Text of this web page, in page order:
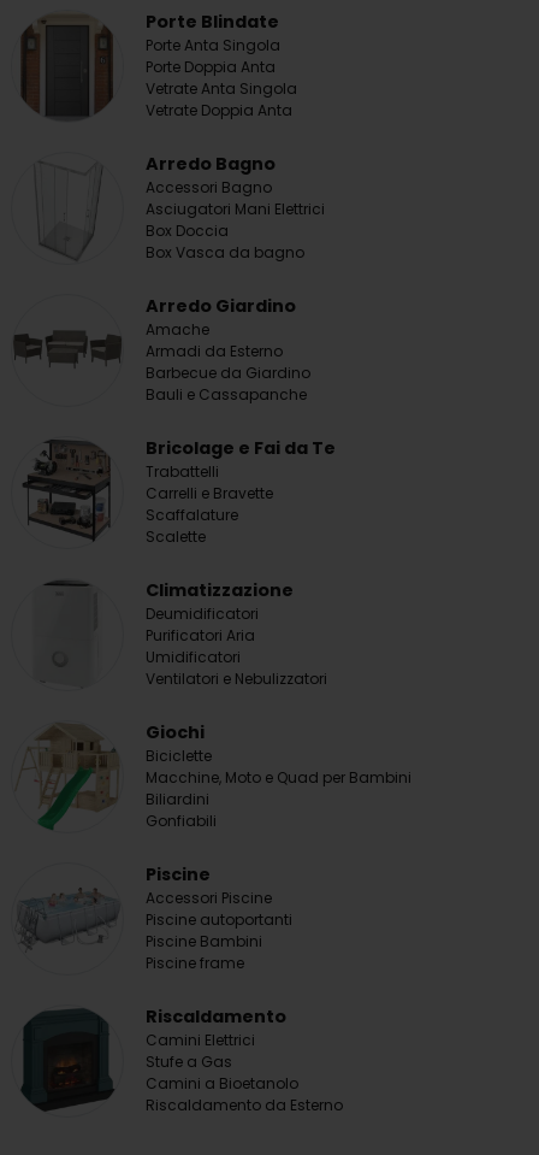
Porte Blindate
Porte Anta Singola
Porte Doppia Anta
Vetrate Anta Singola
Vetrate Doppia Anta
Arredo Bagno
Accessori Bagno
Asciugatori Mani Elettrici
Box Doccia
Box Vasca da bagno
Arredo Giardino
Amache
Armadi da Esterno
Barbecue da Giardino
Bauli e Cassapanche
Bricolage e Fai da Te
Trabattelli
Carrelli e Bravette
Scaffalature
Scalette
Climatizzazione
Deumidificatori
Purificatori Aria
Umidificatori
Ventilatori e Nebulizzatori
Giochi
Biciclette
Macchine, Moto e Quad per Bambini
Biliardini
Gonfiabili
Piscine
Accessori Piscine
Piscine autoportanti
Piscine Bambini
Piscine frame
Riscaldamento
Camini Elettrici
Stufe a Gas
Camini a Bioetanolo
Riscaldamento da Esterno